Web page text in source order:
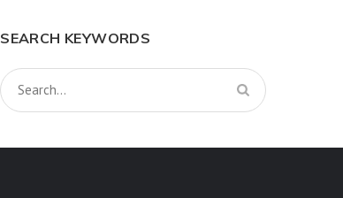
SEARCH KEYWORDS